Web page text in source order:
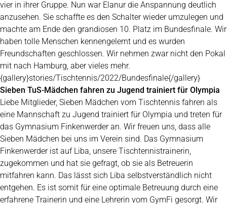
vier in ihrer Gruppe. Nun war Elanur die Anspannung deutlich
anzusehen. Sie schaffte es den Schalter wieder umzulegen und
machte am Ende den grandiosen 10. Platz im Bundesfinale. Wir
haben tolle Menschen kennengelernt und es wurden
Freundschaften geschlossen. Wir nehmen zwar nicht den Pokal
mit nach Hamburg, aber vieles mehr.
{gallery}stories/Tischtennis/2022/Bundesfinale{/gallery}
Sieben TuS-Mädchen fahren zu Jugend trainiert für Olympia
Liebe Mitglieder, Sieben Mädchen vom Tischtennis fahren als
eine Mannschaft zu Jugend trainiert für Olympia und treten für
das Gymnasium Finkenwerder an. Wir freuen uns, dass alle
Sieben Mädchen bei uns im Verein sind. Das Gymnasium
Finkenwerder ist auf Liba, unsere Tischtennistrainerin,
zugekommen und hat sie gefragt, ob sie als Betreuerin
mitfahren kann. Das lässt sich Liba selbstverständlich nicht
entgehen. Es ist somit für eine optimale Betreuung durch eine
erfahrene Trainerin und eine Lehrerin vom GymFi gesorgt. Wir